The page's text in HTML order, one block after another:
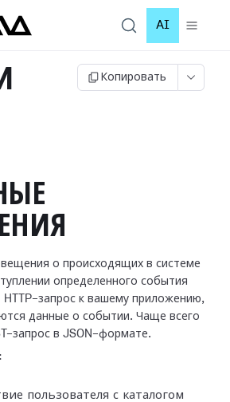
AI
Копировать
о происходящих в системе
определенного события
запрос к вашему приложению,
данные о событии. Чаще всего
запрос в JSON-формате.
пользователя с каталогом